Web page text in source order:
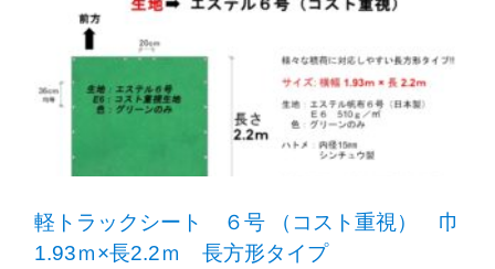
軽トラックシート ６号 （コスト重視） 巾
1.93ｍ×長2.2ｍ 長方形タイプ